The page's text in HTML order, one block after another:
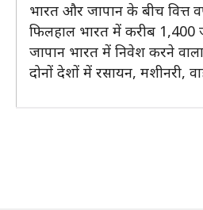
भारत और जापान के बीच वित्त
फिलहाल भारत में करीब 1,400
जापान भारत में निवेश करने
दोनों देशों में रसायन, मशीनरी,